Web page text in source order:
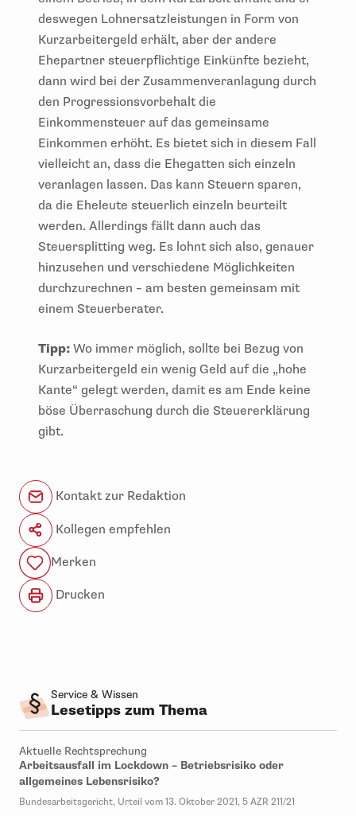
deswegen Lohnersatzleistungen in Form von
Kurzarbeitergeld erhält, aber der andere
Ehepartner steuerpflichtige Einkünfte bezieht,
dann wird bei der Zusammenveranlagung durch
den Progressionsvorbehalt die
Einkommensteuer auf das gemeinsame
Einkommen erhöht. Es bietet sich in diesem Fall
vielleicht an, dass die Ehegatten sich einzeln
veranlagen lassen. Das kann Steuern sparen,
da die Eheleute steuerlich einzeln beurteilt
werden. Allerdings fällt dann auch das
Steuersplitting weg. Es lohnt sich also, genauer
hinzusehen und verschiedene Möglichkeiten
durchzurechnen – am besten gemeinsam mit
einem Steuerberater.
Tipp: Wo immer möglich, sollte bei Bezug von
Kurzarbeitergeld ein wenig Geld auf die „hohe
Kante“ gelegt werden, damit es am Ende keine
böse Überraschung durch die Steuererklärung
gibt.
Kontakt zur Redaktion
Kollegen empfehlen
Merken
Drucken
Service & Wissen
Lesetipps zum Thema
Aktuelle Rechtsprechung
Arbeitsausfall im Lockdown – Betriebsrisiko oder
allgemeines Lebensrisiko?
Bundesarbeitsgericht, Urteil vom 13. Oktober 2021, 5 AZR 211/21